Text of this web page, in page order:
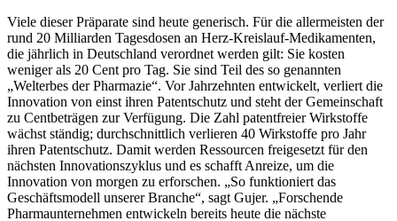
Viele dieser Präparate sind heute generisch. Für die allermeisten der
rund 20 Milliarden Tagesdosen an Herz-Kreislauf-Medikamenten,
die jährlich in Deutschland verordnet werden gilt: Sie kosten
weniger als 20 Cent pro Tag. Sie sind Teil des so genannten
„Welterbes der Pharmazie“. Vor Jahrzehnten entwickelt, verliert die
Innovation von einst ihren Patentschutz und steht der Gemeinschaft
zu Centbeträgen zur Verfügung. Die Zahl patentfreier Wirkstoffe
wächst ständig; durchschnittlich verlieren 40 Wirkstoffe pro Jahr
ihren Patentschutz. Damit werden Ressourcen freigesetzt für den
nächsten Innovationszyklus und es schafft Anreize, um die
Innovation von morgen zu erforschen. „So funktioniert das
Geschäftsmodell unserer Branche“, sagt Gujer. „Forschende
Pharmaunternehmen entwickeln bereits heute die nächste